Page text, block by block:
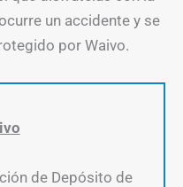
un accidente y se
por Waivo.
de Depósito de